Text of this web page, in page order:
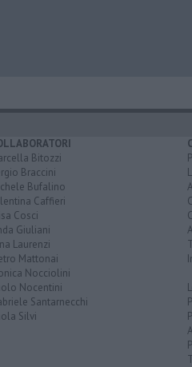
Bitozzi
Braccini
Bufalino
Caffieri
Cosci
Giuliani
Laurenzi
Mattonai
Nocciolini
Nocentini
Santarnecchi
Silvi